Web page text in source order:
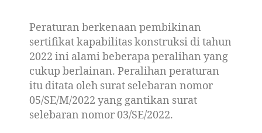
Peraturan berkenaan pembikinan
sertifikat kapabilitas konstruksi di tahun
2022 ini alami beberapa peralihan yang
cukup berlainan. Peralihan peraturan
itu ditata oleh surat selebaran nomor
05/SE/M/2022 yang gantikan surat
selebaran nomor 03/SE/2022.